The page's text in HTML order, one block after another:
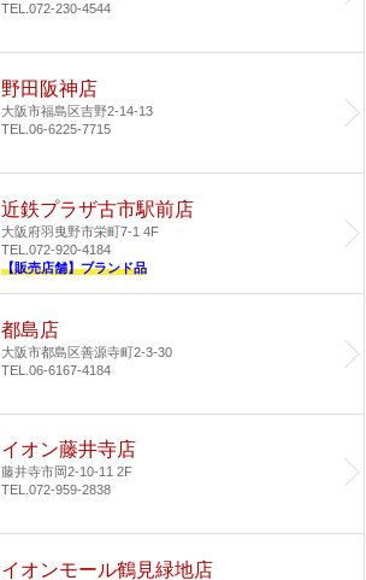
TEL.072-230-4544
野田阪神店
大阪市福島区吉野2-14-13
TEL.06-6225-7715
近鉄プラザ古市駅前店
大阪府羽曳野市栄町7-1 4F
TEL.072-920-4184
【販売店舗】ブランド品
都島店
大阪市都島区善源寺町2-3-30
TEL.06-6167-4184
イオン藤井寺店
藤井寺市岡2-10-11 2F
TEL.072-959-2838
イオンモール鶴見緑地店